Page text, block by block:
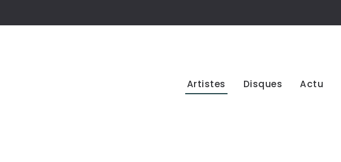
Artistes Disques Actu